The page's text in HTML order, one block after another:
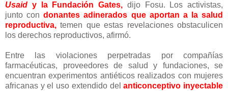
Usaid y la Fundación Gates, dijo Fosu. Los activistas,
junto condonantes adinerados que aportan a la salud
reproductiva, temen que estas revelaciones obstaculicen
los derechos reproductivos, afirmó.
Entre las violaciones perpetradas por compañías
farmacéuticas, proveedores de salud y fundaciones, se
encuentran experimentos antiéticos realizados con mujeres
africanas y el uso extendido delanticonceptivo inyectable